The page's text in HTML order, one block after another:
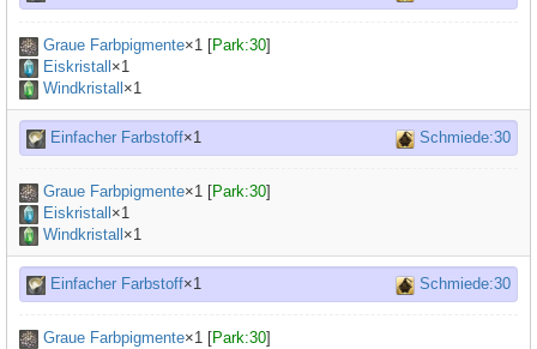
Graue Farbpigmente×1 [Park:30]
Eiskristall ×1
Windkristall ×1
Einfacher Farbstoff×1 Schmiede:30
Graue Farbpigmente×1 [Park:30]
Eiskristall ×1
Windkristall ×1
Einfacher Farbstoff×1 Schmiede:30
Graue Farbpigmente×1 [Park:30]